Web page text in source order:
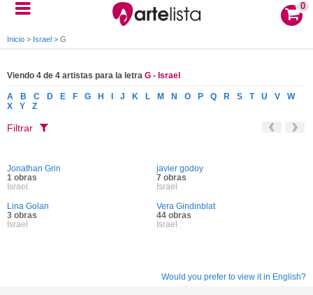
0
Inicio > Israel > G
Viendo 4 de 4 artistas para la letra G - Israel
A B C D E F G H J K L M N O P Q R S T U V
W
X
Y Z
Filtrar
Jonathan Grin
1 obras
Israel
javier godoy
7 obras
Israel
Lina Golan
3 obras
Israel
Vera Gindinblat
44 obras
Israel
Would you prefer to view it in English?